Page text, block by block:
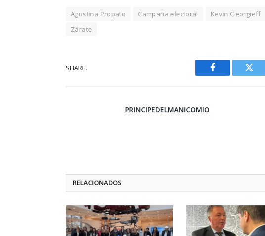
Agustina Propato Campaña electoral Kevin Georgieff
Zárate
SHARE.
Facebook
PRINCIPEDELMANICOMIO
RELACIONADOS